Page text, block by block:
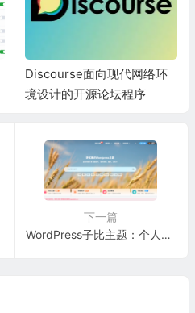
Discourse面向现代网络环
境设计的开源论坛程序
下一篇
WordPress子比主题：个人博客、自媒体、资讯站点和社区型网站付费主题